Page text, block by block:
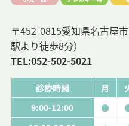
〒452-0815愛知県名古屋
駅より徒歩8分）
TEL:052-502-5021
診療時間 月
9:00-12:00
●